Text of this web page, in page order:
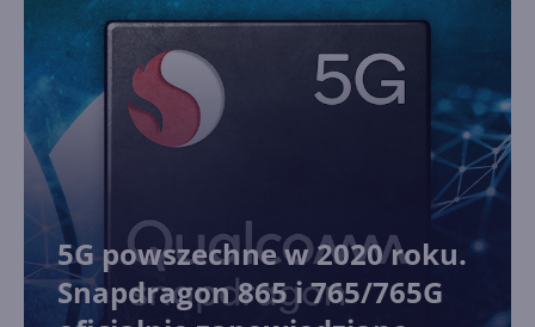
5G powszechne w 2020 roku.
Snapdragon 865 i 765/765G